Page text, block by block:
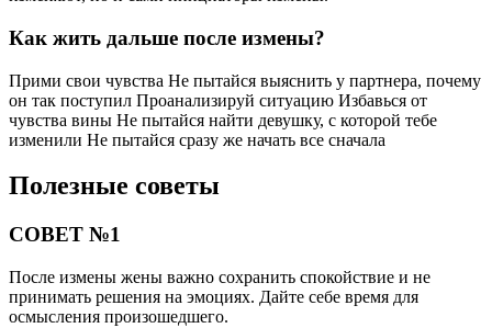
Как жить дальше после измены?
Прими свои чувства Не пытайся выяснить у партнера, почему
он так поступил Проанализируй ситуацию Избавься от
чувства вины Не пытайся найти девушку, с которой тебе
изменили Не пытайся сразу же начать все сначала
Полезные советы
СОВЕТ №1
После измены жены важно сохранить спокойствие и не
принимать решения на эмоциях. Дайте себе время для
осмысления произошедшего.